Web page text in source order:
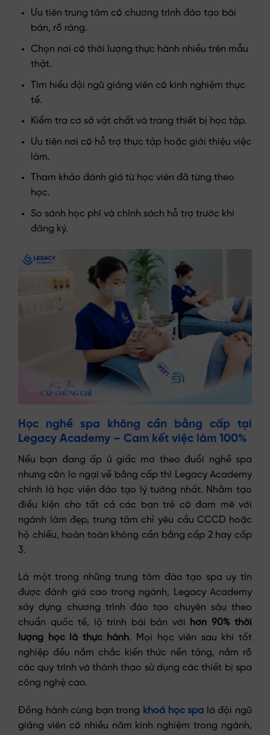
Ưu tiên trung tâm có chương trình đào tạo bài
bản, rõ ràng.
Chọn nơi có thời lượng thực hành nhiều trên mẫu
thật.
Tìm hiểu đội ngũ giảng viên có kinh nghiệm thực
tế.
Kiểm tra cơ sở vật chất và trang thiết bị học tập.
Ưu tiên nơi có hỗ trợ thực tập hoặc giới thiệu việc
làm.
Tham khảo đánh giá từ học viên đã từng theo
học.
So sánh học phí và chính sách hỗ trợ trước khi
đăng ký.
Học nghề spa không cần bằng cấp tại
Legacy Academy – Cam kết việc làm 100%
Nếu bạn đang ấp ủ giấc mơ theo đuổi nghề spa
nhưng còn lo ngại về bằng cấp thì Legacy Academy
chính là học viện đào tạo lý tưởng nhất. Nhằm tạo
điều kiện cho tất cả các bạn trẻ có đam mê với
ngành làm đẹp, trung tâm chỉ yêu cầu CCCD hoặc
hộ chiếu, hoàn toàn không cần bằng cấp 2 hay cấp
3.
Là một trong những trung tâm đào tạo spa uy tín
được đánh giá cao trong ngành, Legacy Academy
xây dựng chương trình đào tạo chuyên sâu theo
chuẩn quốc tế, lộ trình bài bản với
hơn 90% thời
lượng học là thực hành. Mọi học viên sau khi tốt
nghiệp đều nắm chắc kiến thức nền tảng, nắm rõ
các quy trình và thành thạo sử dụng các thiết bị spa
công nghệ cao.
Đồng hành cùng bạn trong khoá học spa là đội ngũ
giảng viên có nhiều năm kinh nghiệm trong ngành,